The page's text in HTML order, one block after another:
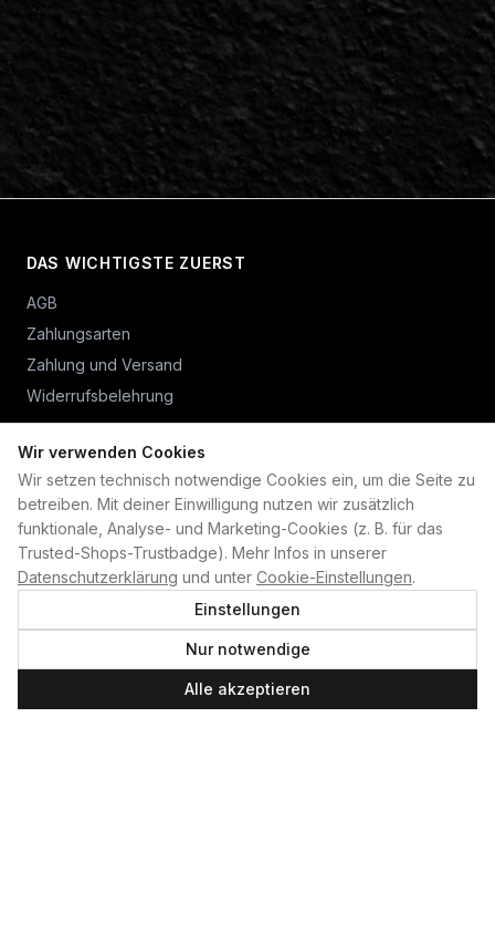
Wir verwenden Cookies
Wir setzen technisch notwendige Cookies ein, um die Seite zu
betreiben. Mit deiner Einwilligung nutzen wir zusätzlich
funktionale, Analyse- und Marketing-Cookies (z. B. für das
Trusted-Shops-Trustbadge). Mehr Infos in unserer
Datenschutzerklärung und unter Cookie-Einstellungen.
Einstellungen
Nur notwendige
Alle akzeptieren
DAS WICHTIGSTE ZUERST
AGB
Zahlungsarten
Zahlung und Versand
Widerrufsbelehrung
PLAN B
Home
Kontakt
Impressum
Datenschutzerklärung